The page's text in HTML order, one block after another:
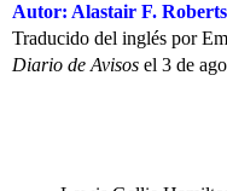
Autor: Alastair F.
Traducido del inglés por
Diario de Avisos el 3 de